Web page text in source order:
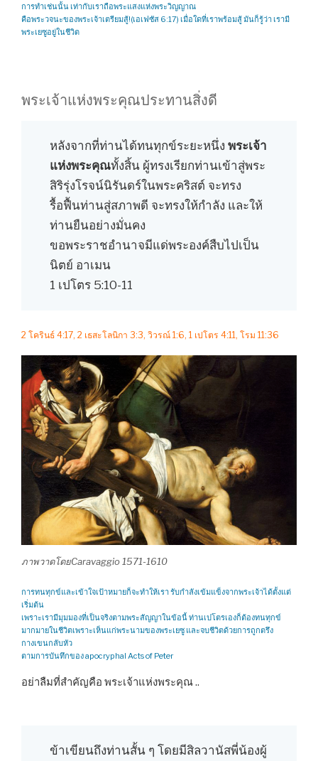
การทำเช่นนั้น เท่ากับเราถือพระแสงแห่งพระวิญญาณ
คือพระวจนะของพระเจ้าเตรียมสู้!(เอเฟซัส 6:17) เมื่อใดที่เราพร้อมสู้ มันก็รู้ว่า เรามี
พระเยซูอยู่ในชีวิต
พระเจ้าแห่งพระคุณประทานสิ่งดี
หลังจากที่ท่านได้ทนทุกข์ระยะหนึ่งพระเจ้า
แห่งพระคุณทั้งสิ้น ผู้ทรงเรียกท่านเข้าสู่พระ
สิริรุ่งโรจน์นิรันดร์ในพระคริสต์ จะทรง
รื้อฟื้นท่านสู่สภาพดี จะทรงให้กำลัง และให้
ท่านยืนอย่างมั่นคง
ขอพระราชอำนาจมีแด่พระองค์สืบไปเป็น
นิตย์ อาเมน
1 เปโตร 5:10-11
2 โครินธ์ 4:17, 2 เธสะโลนิกา 3:3, วิวรณ์ 1:6, 1 เปโตร 4:11, โรม 11:36
ภาพวาดโดยCaravaggio 1571-1610
การทนทุกข์และเข้าใจเป้าหมายก็จะทำให้เรา รับกำลังเข้มแข็งจากพระเจ้าได้ตั้งแต่
เริ่มต้น
เพราะเรามีมุมมองที่เป็นจริงตามพระสัญญาในข้อนี้ ท่านเปโตรเองก็ต้องทนทุกข์
มากมายในชีวิตเพราะเห็นแก่พระนามของพระเยซู และจบชีวิตด้วยการถูกตรึง
กางเขนกลับหัว
ตามการบันทึกของ apocryphal Acts of Peter
อย่าลืมที่สำคัญคือ พระเจ้าแห่งพระคุณ ..
ข้าเขียนถึงท่านสั้น ๆ โดยมีสิลวานัสพี่น้องผู้